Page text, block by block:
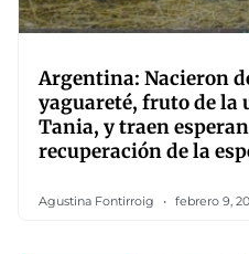
Argentina: Nacieron
yaguareté, fruto de la
Tania, y traen
recuperación de la
Agustina Fontirroig febrero 9,